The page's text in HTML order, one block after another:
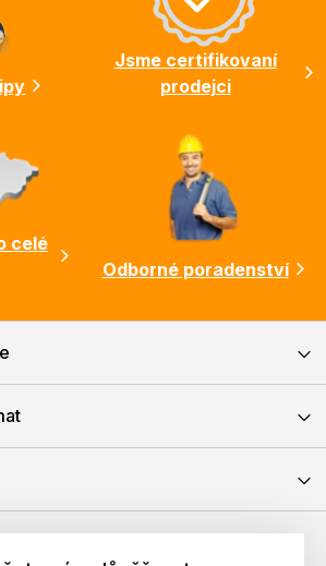
Jsme certifikovaní
prodejci
celé
Odborné poradenství